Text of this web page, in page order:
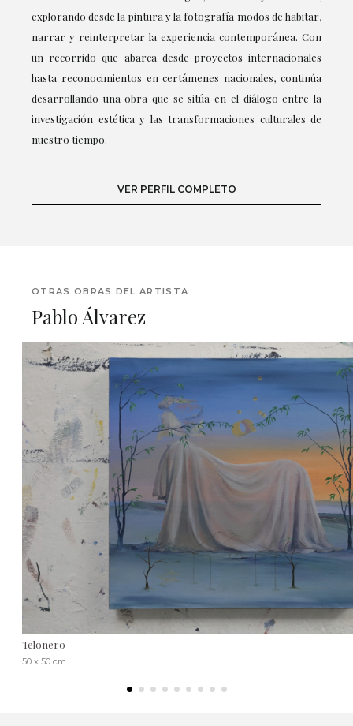
explorando desde la pintura y la fotografía modos de habitar,
narrar y reinterpretar la experiencia contemporánea. Con
un recorrido que abarca desde proyectos internacionales
hasta reconocimientos en certámenes nacionales, continúa
desarrollando una obra que se sitúa en el diálogo entre la
investigación estética y las transformaciones culturales de
nuestro tiempo.
VER PERFIL COMPLETO
OTRAS OBRAS DEL ARTISTA
Pablo Álvarez
Telonero
50 x 50 cm